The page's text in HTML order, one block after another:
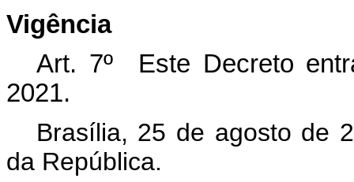
Vigência
Art. 7º Este Decreto
2021.
Brasília, 25 de agosto de
da República.